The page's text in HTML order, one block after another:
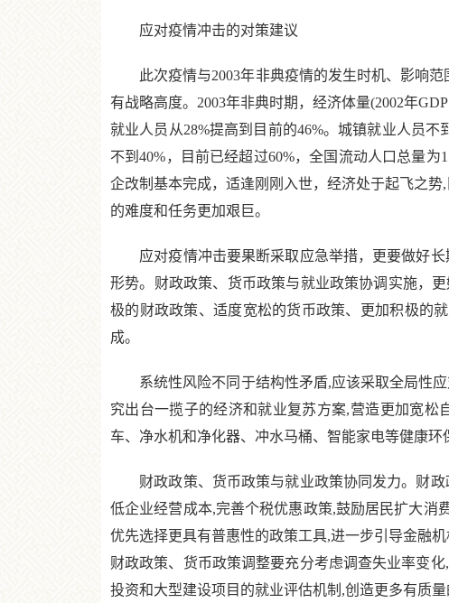
应对疫情冲击的对策建议
此次疫情与2003年非典疫情的发生时机、影响范
有战略高度。2003年非典时期，经济体量(2002年
就业人员从28%提高到目前的46%。城镇就业人员不
不到40%，目前已经超过60%，全国流动人口总量
企改制基本完成，适逢刚刚入世，经济处于起飞之
的难度和任务更加艰巨。
应对疫情冲击要果断采取应急举措，更要做好长
形势。财政政策、货币政策与就业政策协调实施，
极的财政政策、适度宽松的货币政策、更加积极的
成。
系统性风险不同于结构性矛盾,应该采取全局性应
究出台一揽子的经济和就业复苏方案,营造更加宽
车、净水机和净化器、冲水马桶、智能家电等健康
财政政策、货币政策与就业政策协同发力。财政
低企业经营成本,完善个税优惠政策,鼓励居民扩大消
优先选择更具有普惠性的政策工具,进一步引导金融
财政政策、货币政策调整要充分考虑调查失业率变
投资和大型建设项目的就业评估机制,创造更多有质量